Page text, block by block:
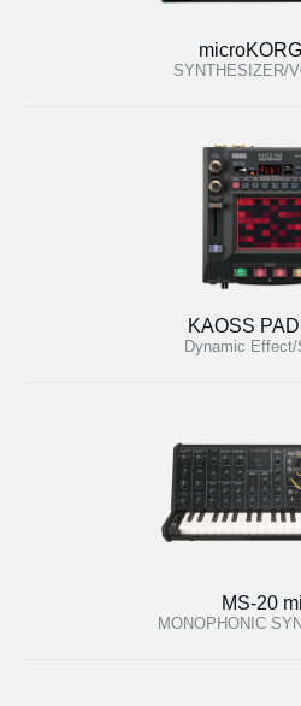
SYNTHESIZER/
KAOSS
Dynamic Effect/
MS-20
MONOPHONIC